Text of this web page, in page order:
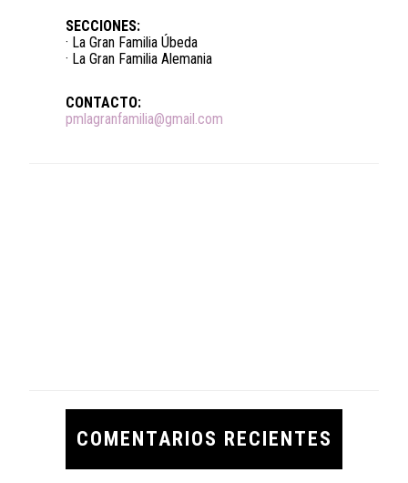
SECCIONES:
· La Gran Familia Úbeda
· La Gran Familia Alemania
CONTACTO:
pmlagranfamilia@gmail.com
COMENTARIOS RECIENTES